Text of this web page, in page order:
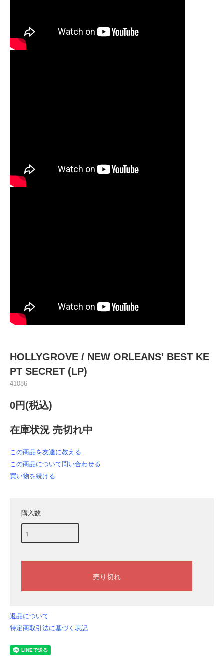
HOLLYGROVE / NEW ORLEANS' BEST KE
PT SECRET (LP)
41086
0円(税込)
在庫状況 売切れ中
この商品を友達に教える
この商品について問い合わせる
買い物を続ける
購入数
返品について
特定商取引法に基づく表記